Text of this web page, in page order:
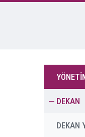
DEKAN
DEKAN